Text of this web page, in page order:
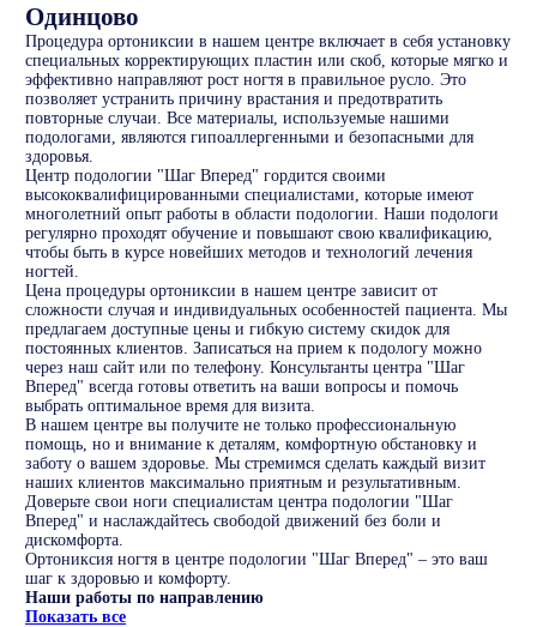
Одинцово
Процедура ортониксии в нашем центре включает в себя установку
специальных корректирующих пластин или скоб, которые мягко и
эффективно направляют рост ногтя в правильное русло. Это
позволяет устранить причину врастания и предотвратить
повторные случаи. Все материалы, используемые нашими
подологами, являются гипоаллергенными и безопасными для
здоровья.
Центр подологии "Шаг Вперед" гордится своими
высококвалифицированными специалистами, которые имеют
многолетний опыт работы в области подологии. Наши подологи
регулярно проходят обучение и повышают свою квалификацию,
чтобы быть в курсе новейших методов и технологий лечения
ногтей.
Цена процедуры ортониксии в нашем центре зависит от
сложности случая и индивидуальных особенностей пациента. Мы
предлагаем доступные цены и гибкую систему скидок для
постоянных клиентов. Записаться на прием к подологу можно
через наш сайт или по телефону. Консультанты центра "Шаг
Вперед" всегда готовы ответить на ваши вопросы и помочь
выбрать оптимальное время для визита.
В нашем центре вы получите не только профессиональную
помощь, но и внимание к деталям, комфортную обстановку и
заботу о вашем здоровье. Мы стремимся сделать каждый визит
наших клиентов максимально приятным и результативным.
Доверьте свои ноги специалистам центра подологии "Шаг
Вперед" и наслаждайтесь свободой движений без боли и
дискомфорта.
Ортониксия ногтя в центре подологии "Шаг Вперед" – это ваш
шаг к здоровью и комфорту.
Наши работы по направлению
Показать все